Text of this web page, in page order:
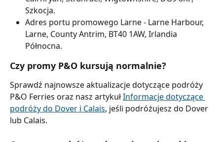
Szkocja.
Adres portu promowego Larne - Larne Harbour,
Larne, County Antrim, BT40 1AW, Irlandia
Północna.
Czy promy P&O kursują normalnie?
Sprawdź najnowsze aktualizacje dotyczące podróży
P&O Ferries oraz nasz artykuł Informacje dotyczące
podróży do Dover i Calais, jeśli podróżujesz do Dover
lub Calais.